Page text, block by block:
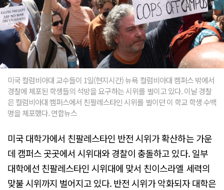
미국 컬럼비아대 교수들이 1일(현지시간) 뉴욕 컬럼비아대 캠퍼스 밖에서
경찰에 체포된 학생들의 석방을 요구하는 시위를 벌이고 있다. 이날 경찰
은 컬럼비아대 캠퍼스에서 친팔레스타인 시위를 벌이던 이 학교 학생 수백
명을 체포했다. 연합뉴스
미국 대학가에서 친팔레스타인 반전 시위가 확산하는 가운
데 캠퍼스 곳곳에서 시위대와 경찰이 충돌하고 있다. 일부
대학에선 친팔레스타인 시위대에 맞서 친이스라엘 세력의
맞불 시위까지 벌어지고 있다. 반전 시위가 악화되자 대학은